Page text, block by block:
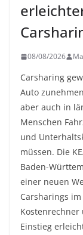
08/08/2026
Carsharing
Auto
aber auch in
Menschen
und
müssen. Die
Baden-
einer neuen
Carsharings
Einstieg